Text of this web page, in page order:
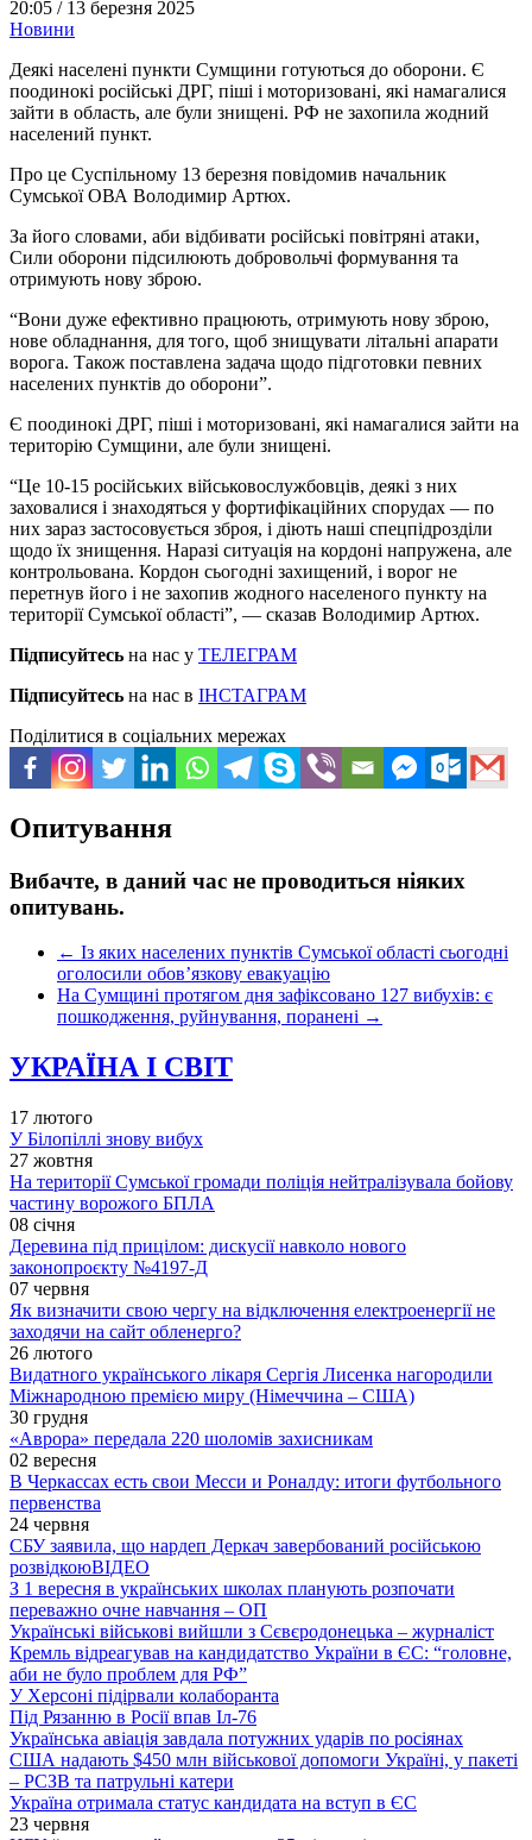
20:05 / 13 березня 2025
Новини
Деякі населені пункти Сумщини готуються до оборони. Є
поодинокі російські ДРГ, піші і моторизовані, які намагалися
зайти в область, але були знищені. РФ не захопила жодний
населений пункт.
Про це Суспільному 13 березня повідомив начальник
Сумської ОВА Володимир Артюх.
За його словами, аби відбивати російські повітряні атаки,
Сили оборони підсилюють добровольчі формування та
отримують нову зброю.
“Вони дуже ефективно працюють, отримують нову зброю,
нове обладнання, для того, щоб знищувати літальні апарати
ворога. Також поставлена задача щодо підготовки певних
населених пунктів до оборони”.
Є поодинокі ДРГ, піші і моторизовані, які намагалися зайти на
територію Сумщини, але були знищені.
“Це 10-15 російських військовослужбовців, деякі з них
заховалися і знаходяться у фортифікаційних спорудах — по
них зараз застосовується зброя, і діють наші спецпідрозділи
щодо їх знищення. Наразі ситуація на кордоні напружена, але
контрольована. Кордон сьогодні захищений, і ворог не
перетнув його і не захопив жодного населеного пункту на
території Сумської області”, — сказав Володимир Артюх.
Підписуйтесь на нас у ТЕЛЕГРАМ
Підписуйтесь на нас в ІНСТАГРАМ
Поділитися в соціальних мережах
Опитування
Вибачте, в даний час не проводиться ніяких
опитувань.
← Із яких населених пунктів Сумської області сьогодні
оголосили обов’язкову евакуацію
На Сумщині протягом дня зафіксовано 127 вибухів: є
пошкодження, руйнування, поранені →
УКРАЇНА І СВІТ
17 лютого
У Білопіллі знову вибух
27 жовтня
На території Сумської громади поліція нейтралізувала бойову
частину ворожого БПЛА
08 січня
Деревина під прицілом: дискусії навколо нового
законопроєкту №4197-Д
07 червня
Як визначити свою чергу на відключення електроенергії не
заходячи на сайт обленерго?
26 лютого
Видатного українського лікаря Сергія Лисенка нагородили
Міжнародною премією миру (Німеччина – США)
30 грудня
«Аврора» передала 220 шоломів захисникам
02 вересня
В Черкассах есть свои Месси и Роналду: итоги футбольного
первенства
24 червня
СБУ заявила, що нардеп Деркач завербований російською
розвідкоюВІДЕО
З 1 вересня в українських школах планують розпочати
переважно очне навчання – ОП
Українські військові вийшли з Сєвєродонецька – журналіст
Кремль відреагував на кандидатство України в ЄС: “головне,
аби не було проблем для РФ”
У Херсоні підірвали колаборанта
Під Рязанню в Росії впав Іл-76
Українська авіація завдала потужних ударів по росіянах
США надають $450 млн військової допомоги Україні, у пакеті
– РСЗВ та патрульні катери
Україна отримала статус кандидата на вступ в ЄС
23 червня